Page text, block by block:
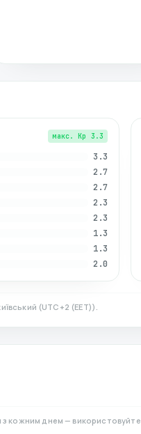
макс. Kp 3.3
3.3
2.7
2.7
2.3
2.3
1.3
1.3
2.0
(UTC+2 (EET)).
з кожним днем —